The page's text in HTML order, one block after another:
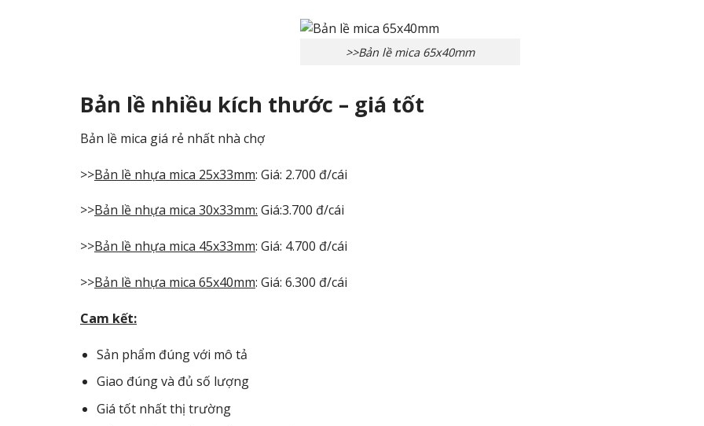
>>Bản lề mica 65x40mm
Bản lề nhiều kích thước – giá tốt
Bản lề mica giá rẻ nhất nhà chợ
>>Bản lề nhựa mica 25x33mm: Giá: 2.700 đ/cái
>>Bản lề nhựa mica 30x33mm: Giá:3.700 đ/cái
>>Bản lề nhựa mica 45x33mm: Giá: 4.700 đ/cái
>>Bản lề nhựa mica 65x40mm: Giá: 6.300 đ/cái
Cam kết:
Sản phẩm đúng với mô tả
Giao đúng và đủ số lượng
Giá tốt nhất thị trường